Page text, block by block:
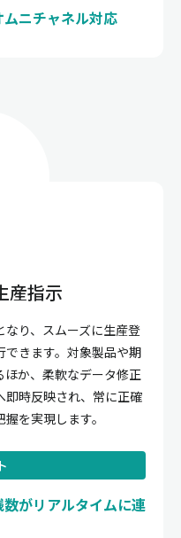
ニチャネル対応
産指示
り、スムーズに生産登
きます。対象製品や期
か、柔軟なデータ修正
即時反映され、常に正確
を実現します。
がリアルタイムに連